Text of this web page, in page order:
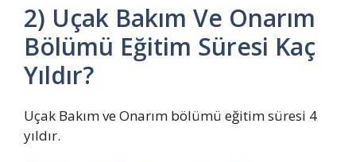
2) Uçak Bakım Ve Onarım
Bölümü Eğitim Süresi Kaç
Yıldır?
Uçak Bakım ve Onarım bölümü eğitim süresi 4
yıldır.